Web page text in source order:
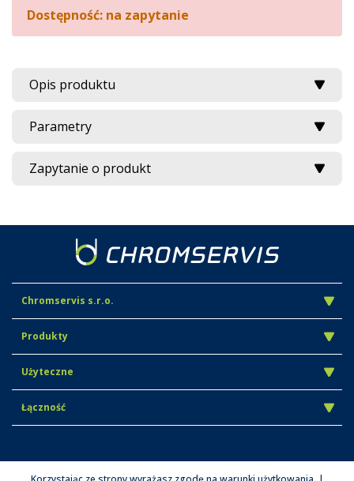
Dostępność: na zapytanie
Opis produktu
Parametry
Zapytanie o produkt
Chromservis s.r.o.
Produkty
Użyteczne
Łączność